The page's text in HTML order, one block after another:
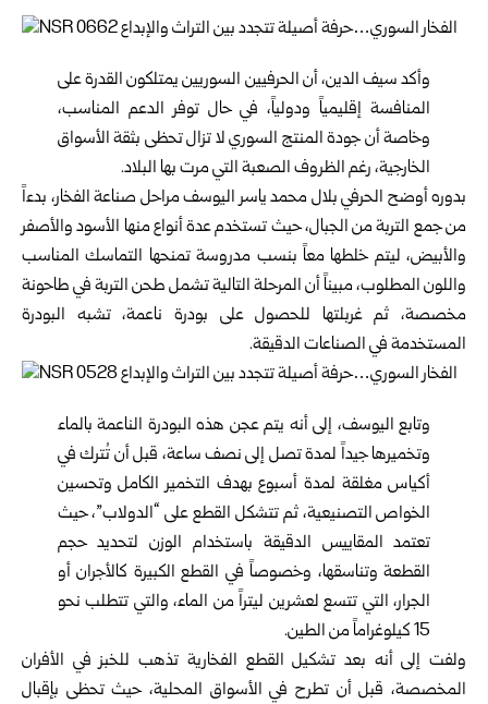
وأكد سيف الدين، أن الحرفيين السوريين يمتلكون القدرة على
المنافسة إقليمياً ودولياً، في حال توفر الدعم المناسب،
وخاصة أن جودة المنتج السوري لا تزال تحظى بثقة الأسواق
الخارجية، رغم الظروف الصعبة التي مرت بها البلاد.
بدوره أوضح الحرفي بلال محمد ياسر اليوسف مراحل صناعة الفخار، بدءاً
من جمع التربة من الجبال، حيث تستخدم عدة أنواع منها الأسود والأصفر
والأبيض، ليتم خلطها معاً بنسب مدروسة تمنحها التماسك المناسب
واللون المطلوب، مبيناً أن المرحلة التالية تشمل طحن التربة في طاحونة
مخصصة، ثم غربلتها للحصول على بودرة ناعمة، تشبه البودرة
المستخدمة في الصناعات الدقيقة.
وتابع اليوسف، إلى أنه يتم عجن هذه البودرة الناعمة بالماء
وتخميرها جيداً لمدة تصل إلى نصف ساعة، قبل أن تُترك في
أكياس مغلقة لمدة أسبوع بهدف التخمير الكامل وتحسين
الخواص التصنيعية، ثم تتشكل القطع على “الدولاب”، حيث
تعتمد المقاييس الدقيقة باستخدام الوزن لتحديد حجم
القطعة وتناسقها، وخصوصاً في القطع الكبيرة كالأجران أو
الجرار، التي تتسع لعشرين ليتراً من الماء، والتي تتطلب نحو
15 كيلوغراماً من الطين.
ولفت إلى أنه بعد تشكيل القطع الفخارية تذهب للخبز في الأفران
المخصصة، قبل أن تطرح في الأسواق المحلية، حيث تحظى بإقبال